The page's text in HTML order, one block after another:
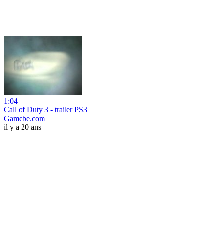
1:04
Call of Duty 3 - trailer PS3
Gamebe.com
il y a 20 ans